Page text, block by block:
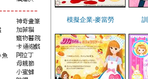
模擬企業-麥當勞